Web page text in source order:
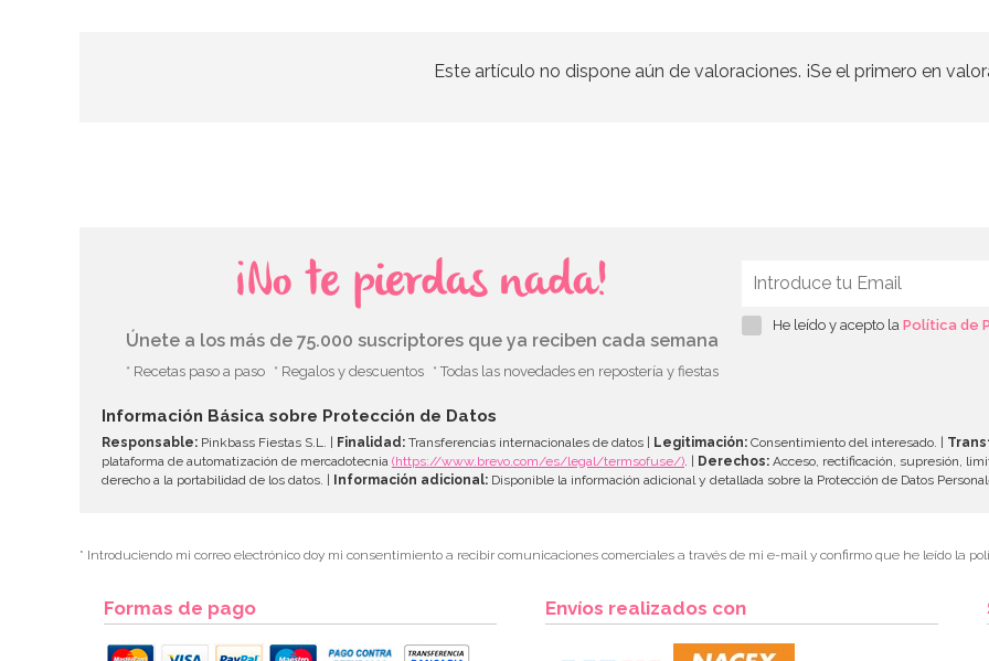
Este artículo no dispone aún de valoraciones. ¡Se el primero en
¡No te pierdas nada!
Únete a los más de 75.000 suscriptores que ya reciben cada semana
* Recetas paso a paso * Regalos y descuentos * Todas las novedades en repostería y fiestas
He leído y acepto la Política de
Información Básica sobre Protección de Datos
Responsable: Pinkbass Fiestas S.L. | Finalidad: Transferencias internacionales de datos | Legitimación: Consentimiento del interesado. |
plataforma de automatización de mercadotecnia (https://www.brevo.com/es/legal/termsofuse/) . | Derechos: Acceso, rectificación, supresión,
derecho a la portabilidad de los datos. | Información adicional: Disponible la información adicional y detallada sobre la Protección de Datos
* Introduciendo mi correo electrónico doy mi consentimiento a recibir comunicaciones comerciales a través de mi e-mail y confirmo que he leído la
Formas de pago Envíos realizados con